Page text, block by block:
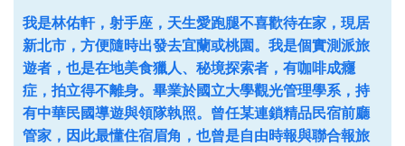
我是林佑軒，射手座，天生愛跑腿不喜歡待在家，現居
新北市，方便隨時出發去宜蘭或桃園。我是個實測派旅
遊者，也是在地美食獵人、秘境探索者，有咖啡成癮
症，拍立得不離身。畢業於國立大學觀光管理學系，持
有中華民國導遊與領隊執照。曾任某連鎖精品民宿前廳
管家，因此最懂住宿眉角，也曾是自由時報與聯合報旅